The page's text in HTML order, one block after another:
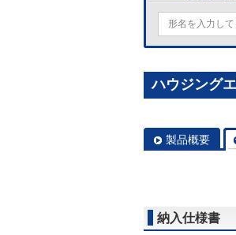
ハウジング
製品概要
納入仕様書